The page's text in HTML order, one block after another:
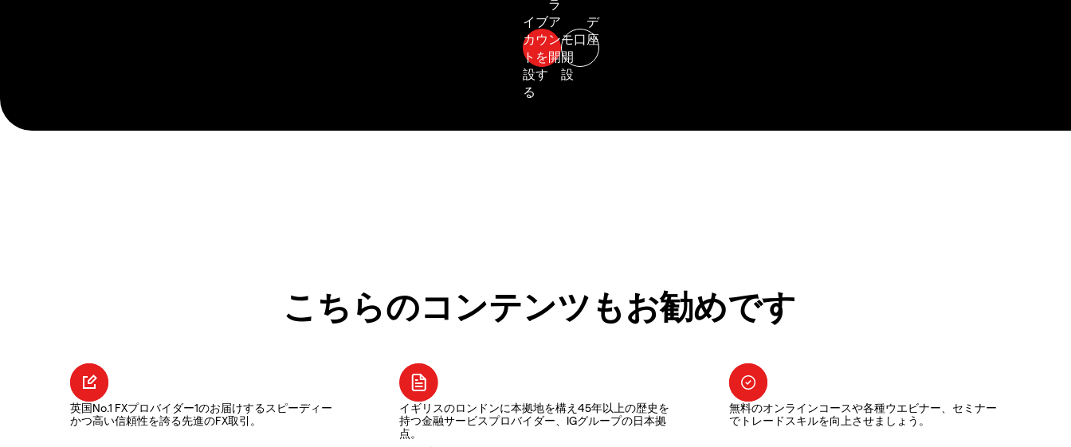
こちらのコンテンツもお勧めです
英国No.1 FXプロバイダー1のお届けするスピーディー
かつ高い信頼性を誇る先進のFX取引。
イギリスのロンドンに本拠地を構え45年以上の歴史を
持つ金融サービスプロバイダー、IGグループの日本拠
点。
無料のオンラインコースや各種ウエビナー、セミナー
でトレードスキルを向上させましょう。